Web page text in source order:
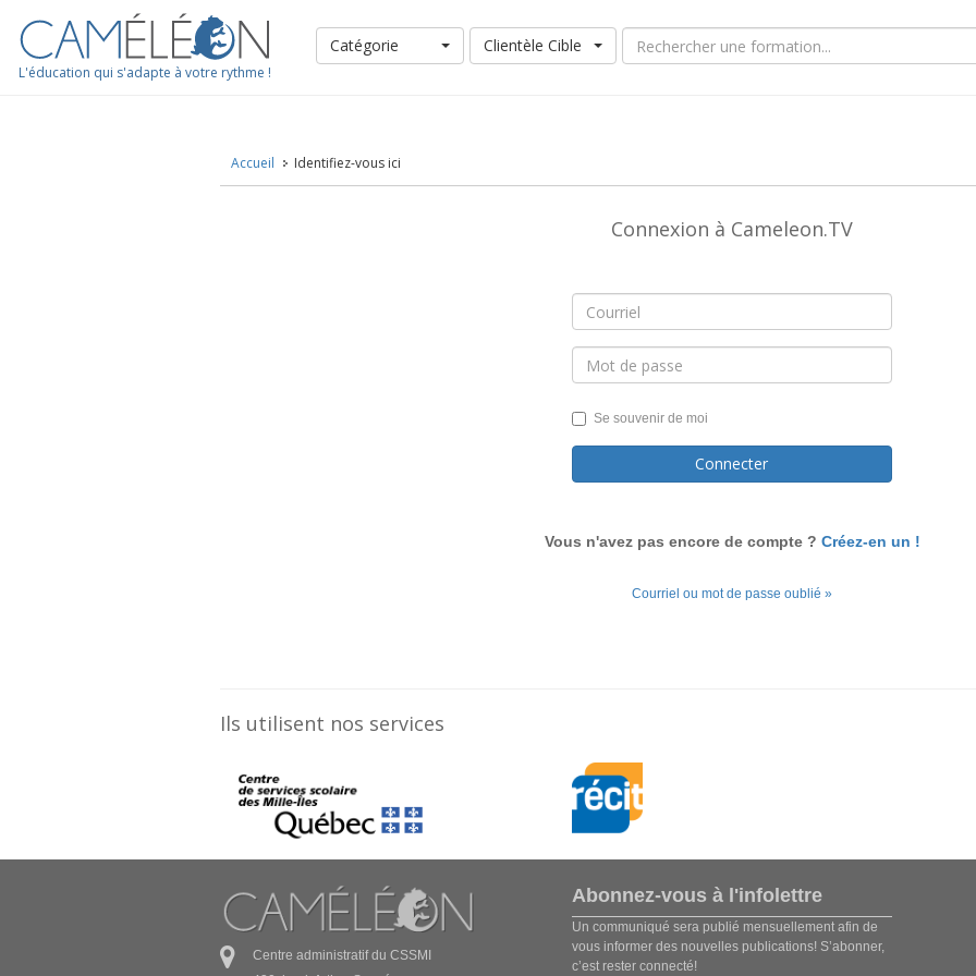
L'éducation qui s'adapte à votre rythme !
Catégorie Clientèle Cible
Accueil Identifiez-vous ici
Connexion à Cameleon.TV
Se souvenir de moi
Connecter
Vous n'avez pas encore de compte ? Créez-en un !
Courriel ou mot de passe oublié »
Ils utilisent nos services
Centre administratif du CSSMI
Abonnez-vous à l'infolettre
Un communiqué sera publié mensuellement afin de
vous informer des nouvelles publications! S’abonner,
c’est rester connecté!